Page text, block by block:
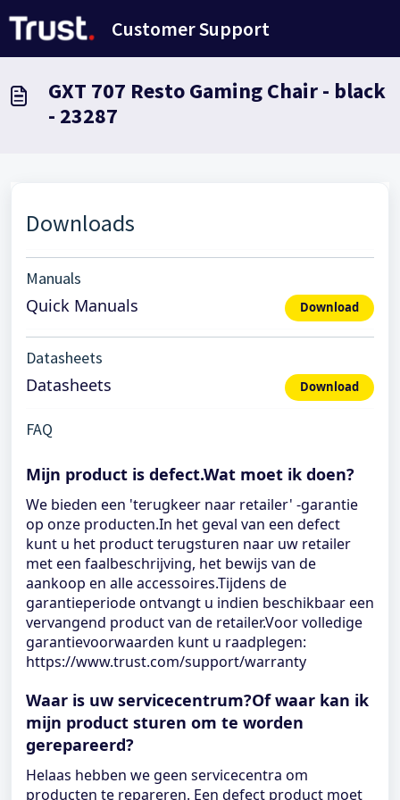
Customer Support
GXT 707 Resto Gaming Chair - black
- 23287
Downloads
Manuals
Quick Manuals Download
Datasheets
Datasheets Download
FAQ
Mijn product is defect.Wat moet ik doen?
We bieden een 'terugkeer naar retailer' -garantie
op onze producten.In het geval van een defect
kunt u het product terugsturen naar uw retailer
met een faalbeschrijving, het bewijs van de
aankoop en alle accessoires.Tijdens de
garantieperiode ontvangt u indien beschikbaar een
vervangend product van de retailer.Voor volledige
garantievoorwaarden kunt u raadplegen:
https://www.trust.com/support/warranty
Waar is uw servicecentrum?Of waar kan ik
mijn product sturen om te worden
gerepareerd?
Helaas hebben we geen servicecentra om
producten te repareren. Een defect product moet